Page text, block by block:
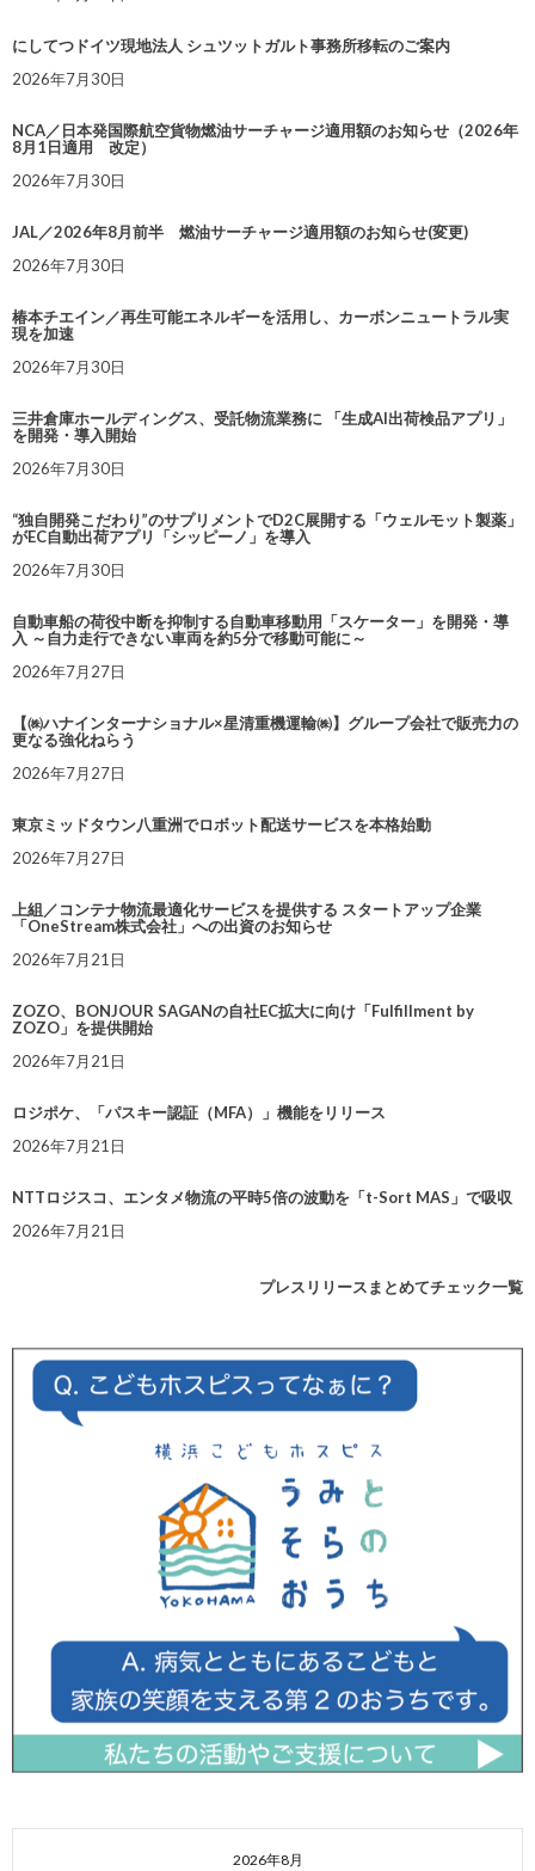
にしてつドイツ現地法人 シュツットガルト事務所移転のご案内
2026年7月30日
NCA／日本発国際航空貨物燃油サーチャージ適用額のお知らせ（2026年
8月1日適用 改定）
2026年7月30日
JAL／2026年8月前半 燃油サーチャージ適用額のお知らせ(変更)
2026年7月30日
椿本チエイン／再生可能エネルギーを活用し、カーボンニュートラル実
現を加速
2026年7月30日
三井倉庫ホールディングス、受託物流業務に 「生成AI出荷検品アプリ」
を開発・導入開始
2026年7月30日
“独自開発こだわり”のサプリメントでD2C展開する「ウェルモット製薬」
がEC自動出荷アプリ「シッピーノ」を導入
2026年7月30日
自動車船の荷役中断を抑制する自動車移動用「スケーター」を開発・導
入 ～自力走行できない車両を約5分で移動可能に～
2026年7月27日
【㈱ハナインターナショナル×星清重機運輸㈱】グループ会社で販売力の
更なる強化ねらう
2026年7月27日
東京ミッドタウン八重洲でロボット配送サービスを本格始動
2026年7月27日
上組／コンテナ物流最適化サービスを提供する スタートアップ企業
「OneStream株式会社」への出資のお知らせ
2026年7月21日
ZOZO、BONJOUR SAGANの自社EC拡大に向け「Fulfillment by
ZOZO」を提供開始
2026年7月21日
ロジポケ、「パスキー認証（MFA）」機能をリリース
2026年7月21日
NTTロジスコ、エンタメ物流の平時5倍の波動を「t-Sort MAS」で吸収
2026年7月21日
プレスリリースまとめてチェック一覧
2026年8月